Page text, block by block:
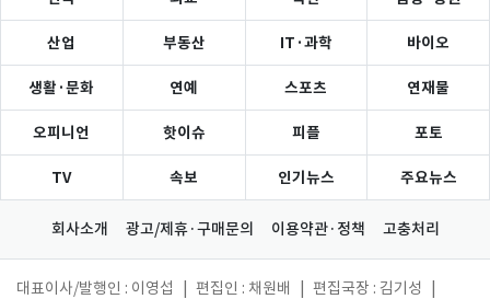
산업 부동산 IT·과학 바이오
생활·문화 연예 스포츠 연재물
오피니언 핫이슈 피플 포토
TV 속보 인기뉴스 주요뉴스
회사소개 광고/제휴·구매문의 이용약관·정책 고충처리
대표이사/발행인 : 이영섭 편집인 : 채원배 편집국장 : 김기성